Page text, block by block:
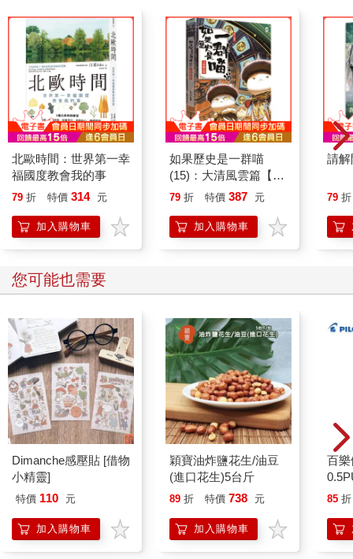
北歐時間：世界第一幸
福國度教會我的事
79 折 特價 314 元
加入購物車
如果歷史是一群喵
(15)：大清風雲篇【萌
貓漫畫學歷史】
79 折 特價 387 元
加入購物車
請解
79 折
您可能也需要
Dimanche感壓貼 [借物
小精靈]
特價 110 元
加入購物車
穎寶油炸鹽花生/油豆
(進口花生)5台斤
89 折 特價 738 元
加入購物車
百
萄(
85 折